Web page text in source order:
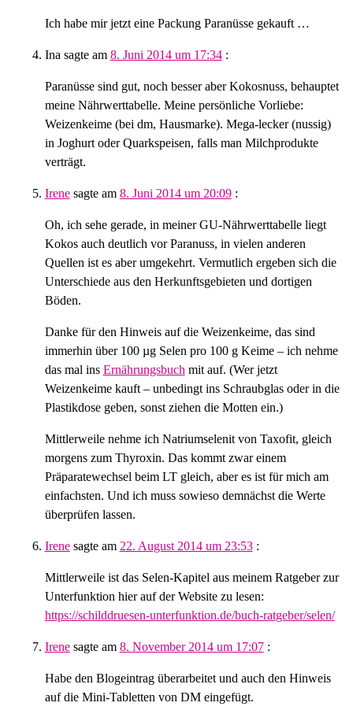
Ich habe mir jetzt eine Packung Paranüsse gekauft …
Ina sagte am 8. Juni 2014 um 17:34 :
Paranüsse sind gut, noch besser aber Kokosnuss, behauptet
meine Nährwerttabelle. Meine persönliche Vorliebe:
Weizenkeime (bei dm, Hausmarke). Mega-lecker (nussig)
in Joghurt oder Quarkspeisen, falls man Milchprodukte
verträgt.
Irenesagte am 8. Juni 2014 um 20:09 :
Oh, ich sehe gerade, in meiner GU-Nährwerttabelle liegt
Kokos auch deutlich vor Paranuss, in vielen anderen
Quellen ist es aber umgekehrt. Vermutlich ergeben sich die
Unterschiede aus den Herkunftsgebieten und dortigen
Böden.
Danke für den Hinweis auf die Weizenkeime, das sind
immerhin über 100 µg Selen pro 100 g Keime – ich nehme
das mal ins Ernährungsbuch mit auf. (Wer jetzt
Weizenkeime kauft – unbedingt ins Schraubglas oder in die
Plastikdose geben, sonst ziehen die Motten ein.)
Mittlerweile nehme ich Natriumselenit von Taxofit, gleich
morgens zum Thyroxin. Das kommt zwar einem
Präparatewechsel beim LT gleich, aber es ist für mich am
einfachsten. Und ich muss sowieso demnächst die Werte
überprüfen lassen.
Irenesagte am 22. August 2014 um 23:53 :
Mittlerweile ist das Selen-Kapitel aus meinem Ratgeber zur
Unterfunktion hier auf der Website zu lesen:
https://schilddruesen-unterfunktion.de/buch-ratgeber/selen/
Irenesagte am 8. November 2014 um 17:07 :
Habe den Blogeintrag überarbeitet und auch den Hinweis
auf die Mini-Tabletten von DM eingefügt.